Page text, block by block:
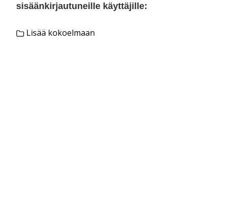
sisäänkirjautuneille käyttäjille:
Lisää kokoelmaan